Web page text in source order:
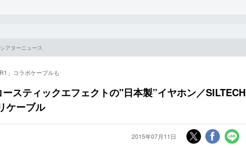
アターニュース
」コラボケーブルも
ースティックエフェクトの"日本製”イヤホン／SILTECH
ケーブル
2015年07月11日